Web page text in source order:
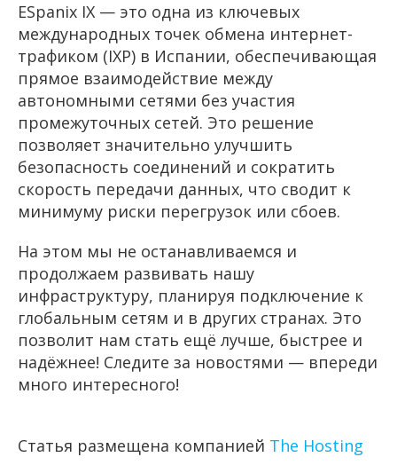
ESpanix IX — это одна из ключевых
международных точек обмена интернет-
трафиком (IXP) в Испании, обеспечивающая
прямое взаимодействие между
автономными сетями без участия
промежуточных сетей. Это решение
позволяет значительно улучшить
безопасность соединений и сократить
скорость передачи данных, что сводит к
минимуму риски перегрузок или сбоев.
На этом мы не останавливаемся и
продолжаем развивать нашу
инфраструктуру, планируя подключение к
глобальным сетям и в других странах. Это
позволит нам стать ещё лучше, быстрее и
надёжнее! Следите за новостями — впереди
много интересного!
Статья размещена компанией The Hosting